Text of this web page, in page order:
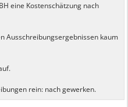
eine Kostenschätzung nach
Ausschreibungsergebnissen kaum
rein: nach gewerken.